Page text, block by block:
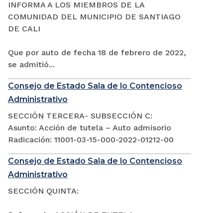
INFORMA A LOS MIEMBROS DE LA
COMUNIDAD DEL MUNICIPIO DE SANTIAGO
DE CALI
Que por auto de fecha 18 de febrero de 2022,
se admitió...
Consejo de Estado Sala de lo Contencioso
Administrativo
SECCIÓN TERCERA- SUBSECCIÓN C:
Asunto: Acción de tutela – Auto admisorio
Radicación: 11001-03-15-000-2022-01212-00
Consejo de Estado Sala de lo Contencioso
Administrativo
SECCIÓN QUINTA: